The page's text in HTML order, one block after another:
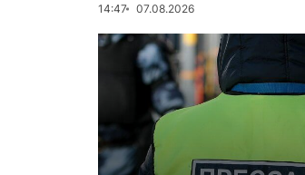
14:47 07.08.2026